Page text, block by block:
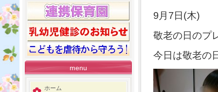
9月7日(木)
敬老の日のプ
今日は敬老の
menu
ホーム